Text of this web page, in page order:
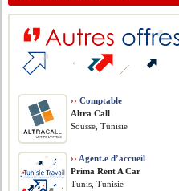
›› Comptable
Altra Call
Sousse, Tunisie
›› Agent.e d’accueil
Prima Rent A Car
Tunis, Tunisie